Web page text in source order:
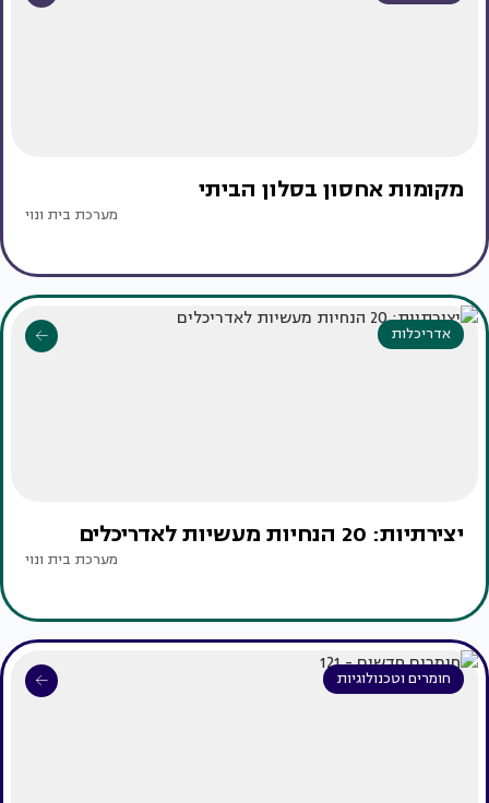
מקומות אחסון בסלון הביתי
מערכת בית ונוי
אדריכלות
יצירתיות: 20 הנחיות מעשיות לאדריכלים
מערכת בית ונוי
חומרים וטכנולוגיות